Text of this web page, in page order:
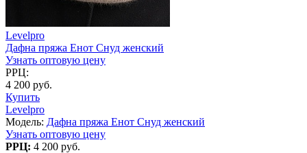
Levelpro
Дафна пряжа Енот Снуд женский
Узнать оптовую цену
РРЦ:
4 200 руб.
Купить
Levelpro
Модель: Дафна пряжа Енот Снуд женский
Узнать оптовую цену
РРЦ: 4 200 руб.